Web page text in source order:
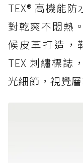
TEX® 高機能
對乾爽不悶熱
候皮革打造，
TEX 刺繡標誌
光細節，視覺